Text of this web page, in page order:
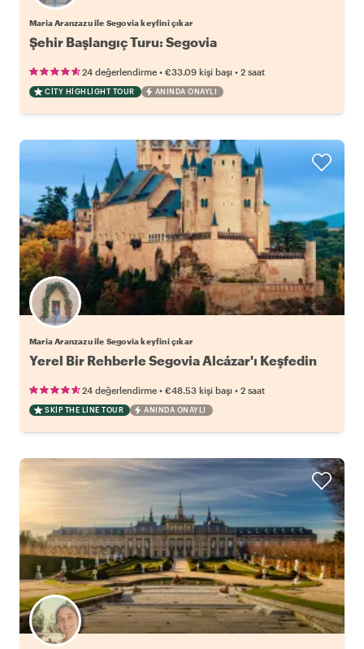
Maria Aranzazu ile Segovia keyfini çıkar
Şehir Başlangıç Turu: Segovia
24 değerlendirme • €33.09 kişi başı • 2 saat
CITY HIGHLIGHT TOUR ANINDA ONAYLI
Maria Aranzazu ile Segovia keyfini çıkar
Yerel Bir Rehberle Segovia Alcázar'ı Keşfedin
24 değerlendirme • €48.53 kişi başı • 2 saat
SKIP THE LINE TOUR ANINDA ONAYLI